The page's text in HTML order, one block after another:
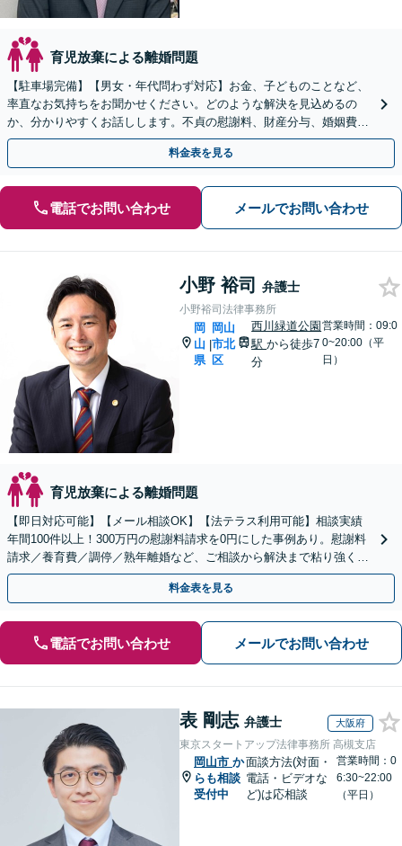
育児放棄による離婚問題
【駐車場完備】【男女・年代問わず対応】お金、子どものことなど、
率直なお気持ちをお聞かせください。どのような解決を見込めるの
か、分かりやすくお話しします。不貞の慰謝料、財産分与、婚姻費
用、養育費、親権、面会交流など【子連れ相談｜WEB面談可】
料金表を見る
電話でお問い合わせ メールでお問い合わせ
小野 裕司 弁護士
小野裕司法律事務所
岡
山
県
|
岡山
市北
区
西川緑道公園
駅から徒歩7
分
営業時間：09:0
0~20:00（平
日）
育児放棄による離婚問題
【即日対応可能】【メール相談OK】【法テラス利用可能】相談実績
年間100件以上！300万円の慰謝料請求を0円にした事例あり。慰謝料
請求／養育費／調停／熟年離婚など、ご相談から解決まで粘り強く対
応いたします。【土日祝・夜間相談も可能】
料金表を見る
電話でお問い合わせ メールでお問い合わせ
表 剛志 弁護士 大阪府
東京スタートアップ法律事務所 高槻支店
岡山市 か
らも相談
受付中
面談方法(対面・
電話・ビデオな
ど)は応相談
営業時間：0
6:30~22:00
（平日）